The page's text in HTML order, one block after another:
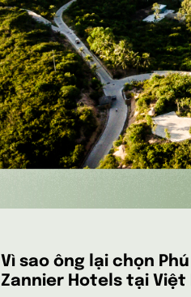
Vì sao ông lại chọn
Zannier Hotels tại Việt